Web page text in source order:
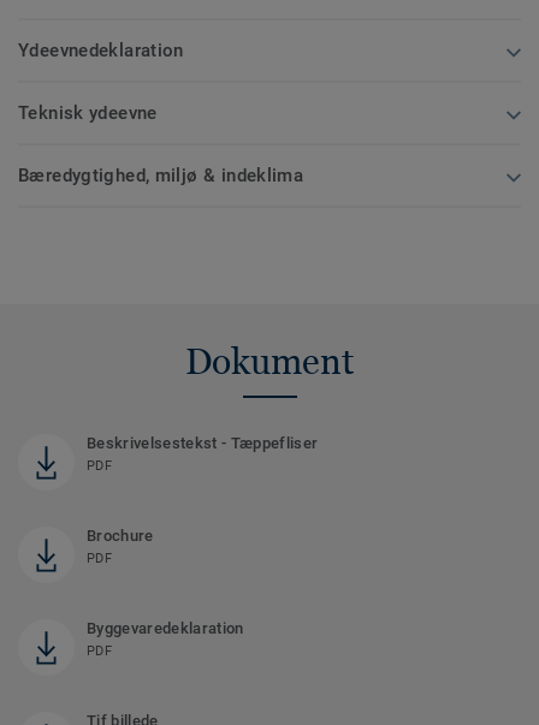
Ydeevnedeklaration
Teknisk ydeevne
Bæredygtighed, miljø & indeklima
Dokument
Beskrivelsestekst - Tæppefliser
PDF
Brochure
PDF
Byggevaredeklaration
PDF
Tif billede